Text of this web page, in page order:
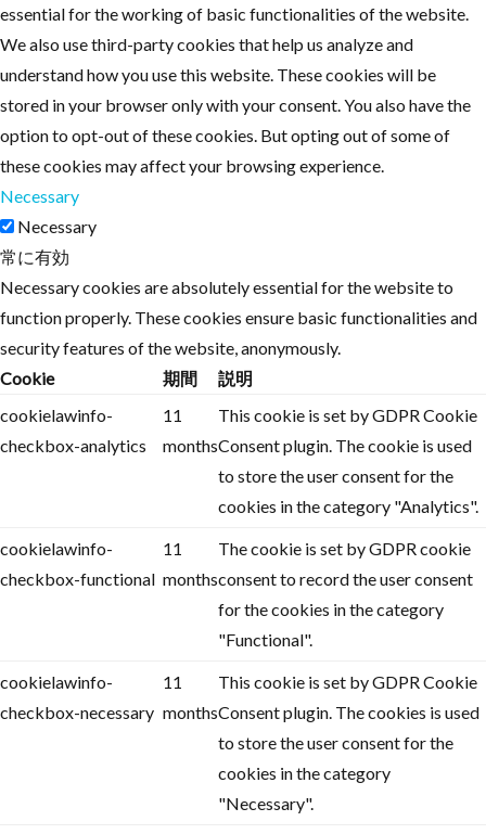
essential for the working of basic functionalities of the website.
We also use third-party cookies that help us analyze and
understand how you use this website. These cookies will be
stored in your browser only with your consent. You also have the
option to opt-out of these cookies. But opting out of some of
these cookies may affect your browsing experience.
Necessary
Necessary
常に有効
Necessary cookies are absolutely essential for the website to
function properly. These cookies ensure basic functionalities and
security features of the website, anonymously.
Cookie
期間
説明
cookielawinfo-
checkbox-analytics
11
months
This cookie is set by GDPR Cookie
Consent plugin. The cookie is used
to store the user consent for the
cookies in the category "Analytics".
cookielawinfo-
checkbox-functional
11
months
The cookie is set by GDPR cookie
consent to record the user consent
for the cookies in the category
"Functional".
cookielawinfo-
checkbox-necessary
11
months
This cookie is set by GDPR Cookie
Consent plugin. The cookies is used
to store the user consent for the
cookies in the category
"Necessary".